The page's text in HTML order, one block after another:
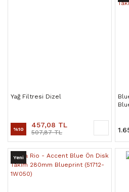
Yağ Filtresi Dizel
%10 457,08 TL
507,87 TL
Yeni